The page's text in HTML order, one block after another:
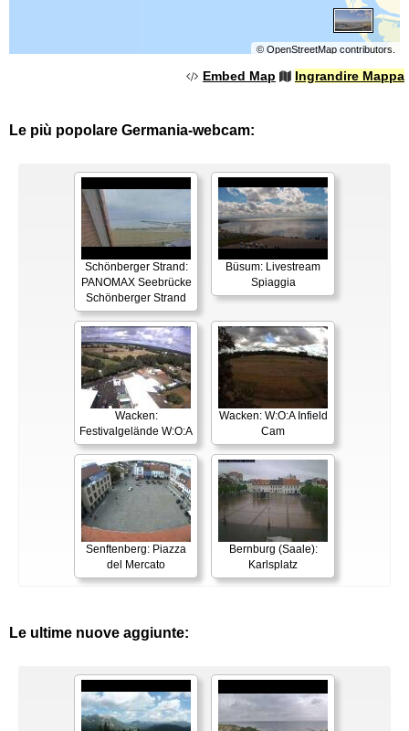
© OpenStreetMapcontributors.
Embed Map Ingrandire Mappa
Le più popolare Germania-webcam:
Schönberger Strand:
PANOMAX Seebrücke
Schönberger Strand
Büsum: Livestream
Spiaggia
Wacken:
Festivalgelände W:O:A
Wacken: W:O:A Infield
Cam
Senftenberg: Piazza
del Mercato
Bernburg (Saale):
Karlsplatz
Le ultime nuove aggiunte: